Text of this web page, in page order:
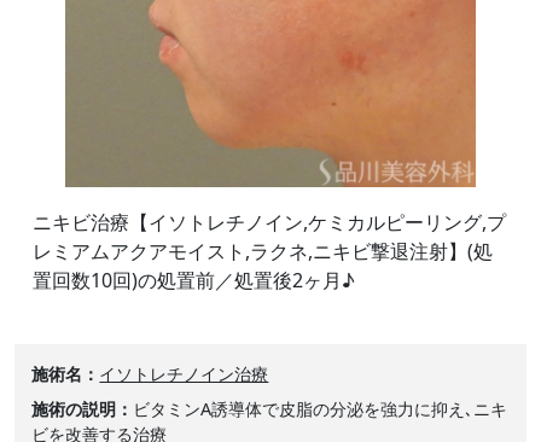
ニキビ治療【イソトレチノイン,ケミカルピーリング,プ
レミアムアクアモイスト,ラクネ,ニキビ撃退注射】(処
置回数10回)の処置前／処置後2ヶ月♪
施術名
イソトレチノイン治療
施術の説明
ビタミンA誘導体で皮脂の分泌を強力に抑え､ニキ
ビを改善する治療